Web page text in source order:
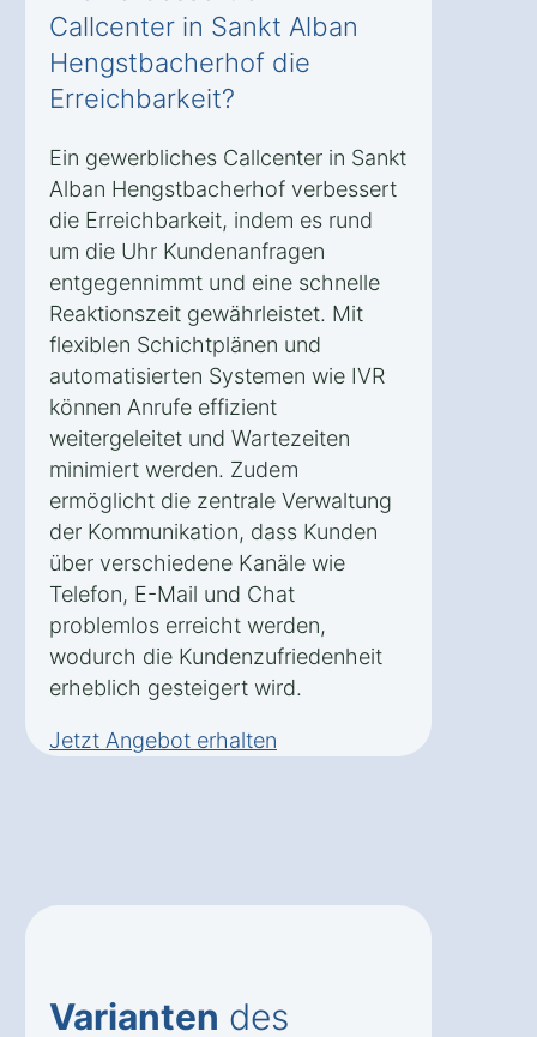
Callcenter in Sankt Alban
Hengstbacherhof die
Erreichbarkeit?
Ein gewerbliches Callcenter in Sankt
Alban Hengstbacherhof verbessert
die Erreichbarkeit, indem es rund
um die Uhr Kundenanfragen
entgegennimmt und eine schnelle
Reaktionszeit gewährleistet. Mit
flexiblen Schichtplänen und
automatisierten Systemen wie IVR
können Anrufe effizient
weitergeleitet und Wartezeiten
minimiert werden. Zudem
ermöglicht die zentrale Verwaltung
der Kommunikation, dass Kunden
über verschiedene Kanäle wie
Telefon, E-Mail und Chat
problemlos erreicht werden,
wodurch die Kundenzufriedenheit
erheblich gesteigert wird.
Jetzt Angebot erhalten
Varianten des